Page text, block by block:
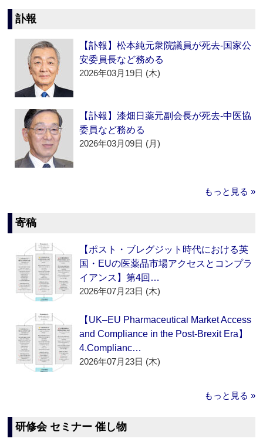
訃報
【訃報】松本純元衆院議員が死去‐国家公
安委員長など務める
2026年03月19日 (木)
【訃報】漆畑日薬元副会長が死去‐中医協
委員など務める
2026年03月09日 (月)
もっと見る »
寄稿
【ポスト・ブレグジット時代における英
国・EUの医薬品市場アクセスとコンプラ
イアンス】第4回…
2026年07月23日 (木)
【UK–EU Pharmaceutical Market Access
and Compliance in the Post-Brexit Era】
4.Complianc…
2026年07月23日 (木)
もっと見る »
研修会 セミナー 催し物